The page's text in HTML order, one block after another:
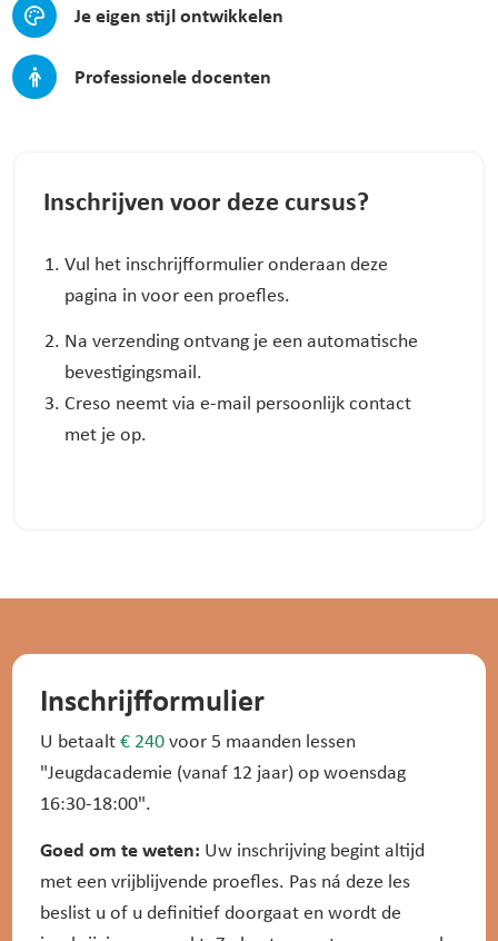
Je eigen stijl ontwikkelen
Professionele docenten
Inschrijven voor deze cursus?
Vul het inschrijfformulier onderaan deze
pagina in voor een proefles.
Na verzending ontvang je een automatische
bevestigingsmail.
Creso neemt via e-mail persoonlijk contact
met je op.
Inschrijfformulier
U betaalt€ 240voor 5 maanden lessen
"Jeugdacademie (vanaf 12 jaar) op woensdag
16:30-18:00".
Goed om te weten: Uw inschrijving begint altijd
met een vrijblijvende proefles. Pas ná deze les
beslist u of u definitief doorgaat en wordt de